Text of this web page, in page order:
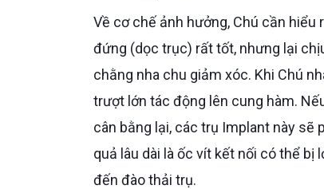
Về cơ chế ảnh hưởng, Chú cần hiểu rằng trụ Implant được thiết kế để chịu lực nén theo phương thẳng
đứng (dọc trục) rất tốt, nhưng lại
chằng nha chu giảm xóc. Khi Chú
trượt lớn tác động lên cung hàm.
cân bằng lại, các trụ Implant này sẽ
quả lâu dài là ốc vít kết nối có thể bị
đến đào thải trụ.